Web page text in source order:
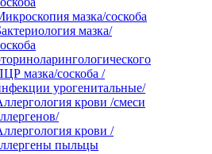
мазка/соскоба
мазка/
мазка/соскоба /
урогенитальные/
крови /смеси
крови /
пыльцы